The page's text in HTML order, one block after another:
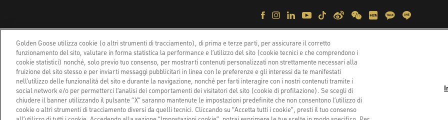
Privacy Policy Cookie Policy Dichiarazione di Accessibilità
Golden Goose S.p.A., Via Privata E. Marelli 10, 20139 Milano,
Copyright © 2026 - All Rights Reserved.
Golden Goose utilizza cookie (o altri strumenti di tracciamento), di prima e terze parti, per assicurare il corretto
funzionamento del sito, valutare in forma statistica la performance e l’utilizzo del sito (cookie tecnici e che comprendono i
cookie statistici) nonché, solo previo tuo consenso, per mostrarti contenuti personalizzati non strettamente necessari alla
fruizione del sito stesso e per inviarti messaggi pubblicitari in linea con le preferenze e gli interessi da te manifestati
nell’utilizzo delle funzionalità del sito e durante la navigazione, nonché per farti interagire con i nostri contenuti tramite i
social network e/o per permetterci l’analisi dei comportamenti dei visitatori del sito (cookie di profilazione). Se scegli di
chiudere il banner utilizzando il pulsante “X” saranno mantenute le impostazioni predefinite che non consentono l’utilizzo di
cookie o altri strumenti di tracciamento diversi da quelli tecnici. Cliccando su “Accetta tutti i cookie”, presti il tuo consenso